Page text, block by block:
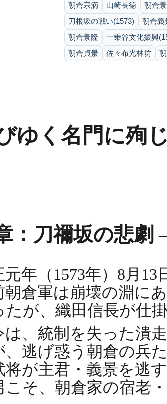
朝倉宗滴 山崎長徳 朝倉
刀根坂の戦い(1573)
朝倉義
朝倉景隆
一乗谷文化振興
朝倉貞景
佐々布光林坊
ゆく名門に殉
：刀禰坂の悲劇
元年（1573年）8月
朝倉軍は崩壊の淵に
たが、織田信長が仕
は、統制を失った潰
、逃げ惑う朝倉の兵
将が主君・義景を逃
こそ、朝倉家の宿老